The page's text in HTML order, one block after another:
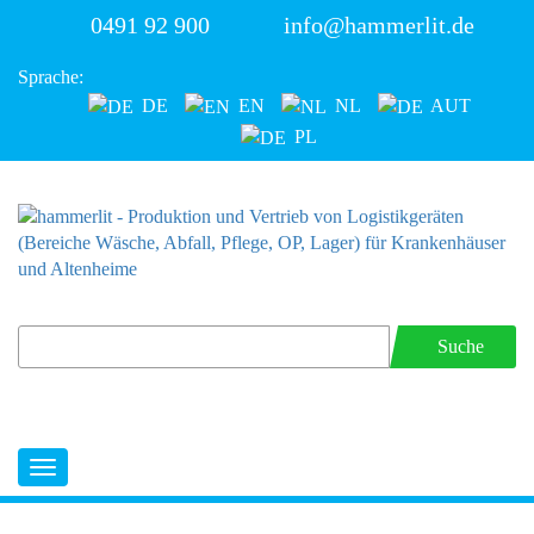
0491 92 900 info@hammerlit.de
Sprache:
DE
EN NL
AUT
PL
Suche